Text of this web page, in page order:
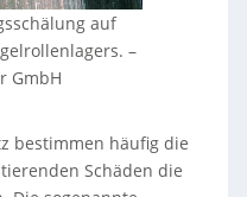
auf
–
GmbH
bestimmen häufig die
Schäden die